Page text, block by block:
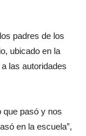
padres de los
ubicado en la
las autoridades
que pasó y nos
en la escuela”,